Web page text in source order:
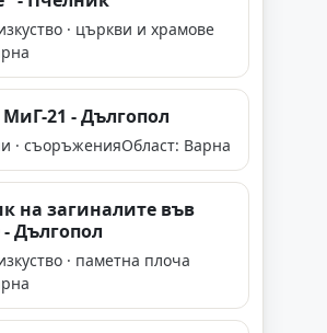
· църкви и храмове
21 - Дългопол
· съоръженияОбласт: Варна
на загиналите във
Дългопол
· паметна плоча